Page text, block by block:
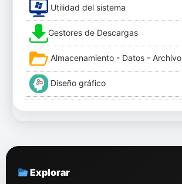
Utilidad del sistema
Gestores de Descargas
Almacenamiento - Datos - Archivo
Diseño gráfico
Explorar